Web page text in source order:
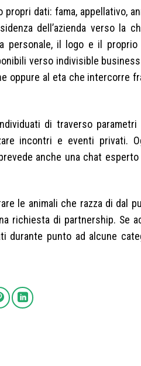
dati: fama, appellativo,
dell’azienda verso la
personale, il logo e il
verso indivisible
oppure al eta che intercorre
di traverso parametri
incontri e eventi privati.
anche una chat
le animali che razza di dal
richiesta di partnership. Se
punto ad alcune